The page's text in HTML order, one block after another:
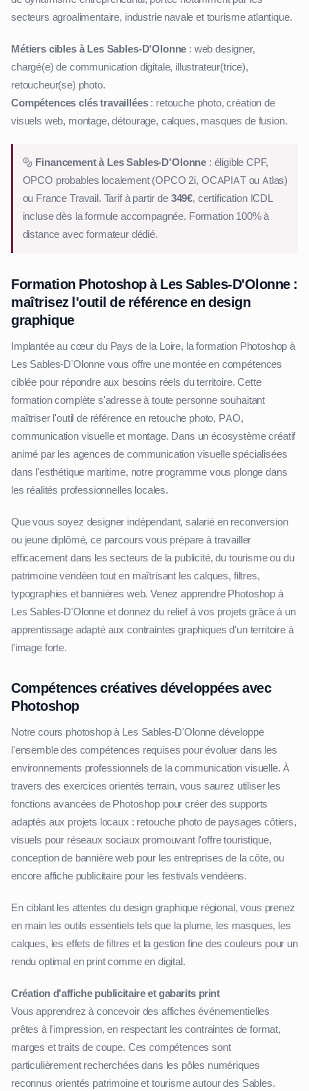
secteurs agroalimentaire, industrie navale et tourisme atlantique.
Métiers cibles à Les Sables-D'Olonne : web designer,
chargé(e) de communication digitale, illustrateur(trice),
retoucheur(se) photo.
Compétences clés travaillées: retouche photo, création de
visuels web, montage, détourage, calques, masques de fusion.
Financement à Les Sables-D'Olonne : éligible CPF,
OPCO probables localement (OPCO 2i, OCAPIAT ou Atlas)
ou France Travail. Tarif à partir de 349€, certification ICDL
incluse dès la formule accompagnée. Formation 100% à
distance avec formateur dédié.
Formation Photoshop à Les Sables-D'Olonne :
maîtrisez l'outil de référence en design
graphique
Implantée au cœur du Pays de la Loire, la formation Photoshop à
Les Sables-D'Olonne vous offre une montée en compétences
ciblée pour répondre aux besoins réels du territoire. Cette
formation complète s'adresse à toute personne souhaitant
maîtriser l'outil de référence en retouche photo, PAO,
communication visuelle et montage. Dans un écosystème créatif
animé par les agences de communication visuelle spécialisées
dans l'esthétique maritime, notre programme vous plonge dans
les réalités professionnelles locales.
Que vous soyez designer indépendant, salarié en reconversion
ou jeune diplômé, ce parcours vous prépare à travailler
efficacement dans les secteurs de la publicité, du tourisme ou du
patrimoine vendéen tout en maîtrisant les calques, filtres,
typographies et bannières web. Venez apprendre Photoshop à
Les Sables-D'Olonne et donnez du relief à vos projets grâce à un
apprentissage adapté aux contraintes graphiques d'un territoire à
l'image forte.
Compétences créatives développées avec
Photoshop
Notre cours photoshop à Les Sables-D'Olonne développe
l'ensemble des compétences requises pour évoluer dans les
environnements professionnels de la communication visuelle. À
travers des exercices orientés terrain, vous saurez utiliser les
fonctions avancées de Photoshop pour créer des supports
adaptés aux projets locaux : retouche photo de paysages côtiers,
visuels pour réseaux sociaux promouvant l'offre touristique,
conception de bannière web pour les entreprises de la côte, ou
encore affiche publicitaire pour les festivals vendéens.
En ciblant les attentes du design graphique régional, vous prenez
en main les outils essentiels tels que la plume, les masques, les
calques, les effets de filtres et la gestion fine des couleurs pour un
rendu optimal en print comme en digital.
Création d'affiche publicitaire et gabarits print
Vous apprendrez à concevoir des affiches événementielles
prêtes à l'impression, en respectant les contraintes de format,
marges et traits de coupe. Ces compétences sont
particulièrement recherchées dans les pôles numériques
reconnus orientés patrimoine et tourisme autour des Sables.